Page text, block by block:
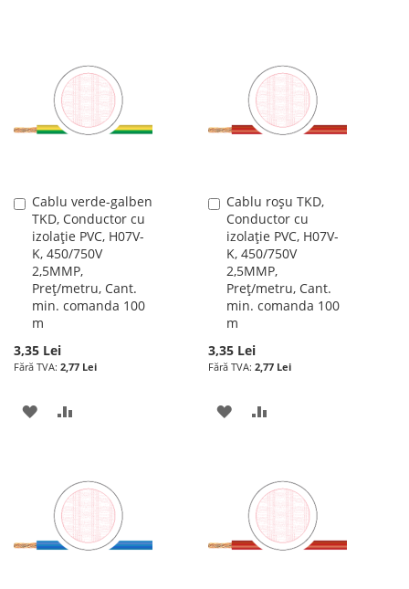
Cablu verde-galben
TKD, Conductor cu
izolație PVC, H07V-
K, 450/750V
2,5MMP,
Preț/metru, Cant.
min. comanda 100
m
3,35 Lei
2,77 Lei
Adauga
în
cos
ADAUGATI
DE
DORINTE
Cablu roșu TKD,
Conductor cu
izolație PVC, H07V-
K, 450/750V
2,5MMP,
Preț/metru, Cant.
min. comanda 100
m
3,35 Lei
2,77 Lei
Adauga
în
cos
ADAUGATI
DE
DORINTE